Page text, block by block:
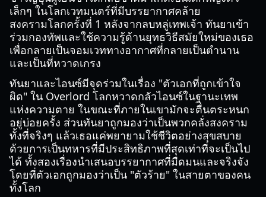
เล็กๆ ในโลกเวทมนตร์ที่มีบรรยากาศคล้าย
สงครามโลกครั้งที่ 1 หลังจากลบหลู่เทพเจ้า ทันยาเข้า
ร่วมกองทัพและใช้ความรู้ด้านยุทธวิธีสมัยใหม่ของเธอ
เพื่อกลายเป็นจอมเวททางอากาศที่กลายเป็นตำนาน
และเป็นที่หวาดเกรง
ทันยาและไอนซ์มีจุดร่วมในเรื่อง "ตัวเอกที่ถูกเข้าใจ
ผิด" ใน Overlord โลกหวาดกลัวไอนซ์ในฐานะเทพ
แห่งความตาย ในขณะที่ภายในเขามักจะตื่นตระหนก
อยู่บ่อยครั้ง ส่วนทันยาถูกมองว่าเป็นพวกคลั่งสงคราม
ทั้งที่จริงๆ แล้วเธอแค่พยายามใช้ชีวิตอย่างสุขสบาย
ด้วยการเป็นทหารที่มีประสิทธิภาพที่สุดเท่าที่จะเป็นไป
ได้ ทั้งสองเรื่องนำเสนอบรรยากาศที่มืดมนและจริงจัง
โดยที่ตัวเอกถูกมองว่าเป็น "ตัวร้าย" ในสายตาของคน
ทั้งโลก